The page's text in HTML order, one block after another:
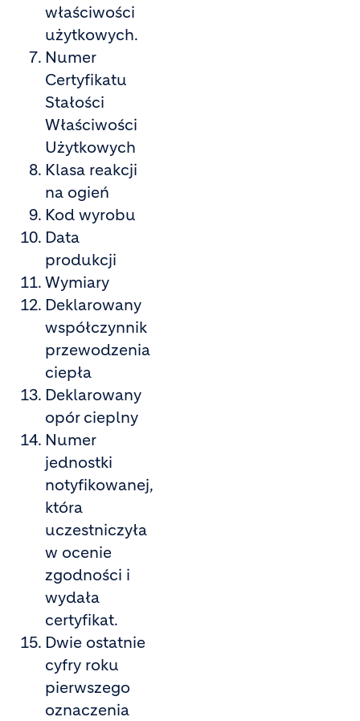
właściwości
użytkowych.
Numer
Certyfikatu
Stałości
Właściwości
Użytkowych
Klasa reakcji
na ogień
Kod wyrobu
Data
produkcji
Wymiary
Deklarowany
współczynnik
przewodzenia
ciepła
Deklarowany
opór cieplny
Numer
jednostki
notyfikowanej,
która
uczestniczyła
w ocenie
zgodności i
wydała
certyfikat.
Dwie ostatnie
cyfry roku
pierwszego
oznaczenia